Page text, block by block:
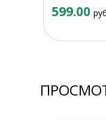
599.00